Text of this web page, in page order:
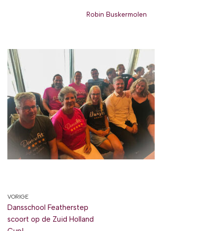
Robin Buskermolen
VORIGE
Dansschool Featherstep
scoort op de Zuid Holland